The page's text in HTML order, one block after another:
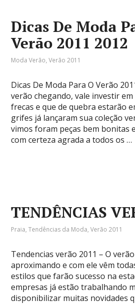
Dicas De Moda
Verão 2011 2012
Moda Verão,Verão 2011
Dicas De Moda Para O Verão
verão chegando, vale investir
frecas e que de quebra estarão
grifes já lançaram sua coleção
vimos foram peças bem bonitas
com certeza agrada a todos os …
TENDÊNCIAS
Praia,Tendências da Moda,Verão 2011
Tendencias verão 2011 – O
aproximando e com ele vêm
estilos que farão sucesso na
empresas já estão trabalhando
disponibilizar muitas novidades